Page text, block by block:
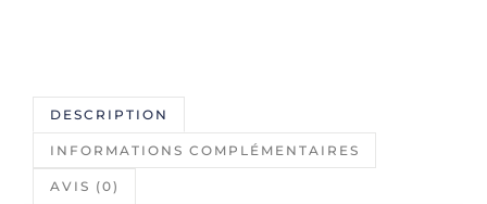
DESCRIPTION
INFORMATIONS COMPLÉMENTAIRES
AVIS (0)